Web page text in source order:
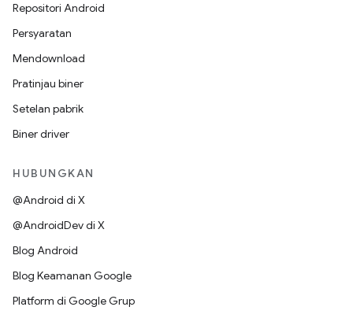
Repositori Android
Persyaratan
Mendownload
Pratinjau biner
Setelan pabrik
Biner driver
HUBUNGKAN
@Android di X
@AndroidDev di X
Blog Android
Blog Keamanan Google
Platform di Google Grup